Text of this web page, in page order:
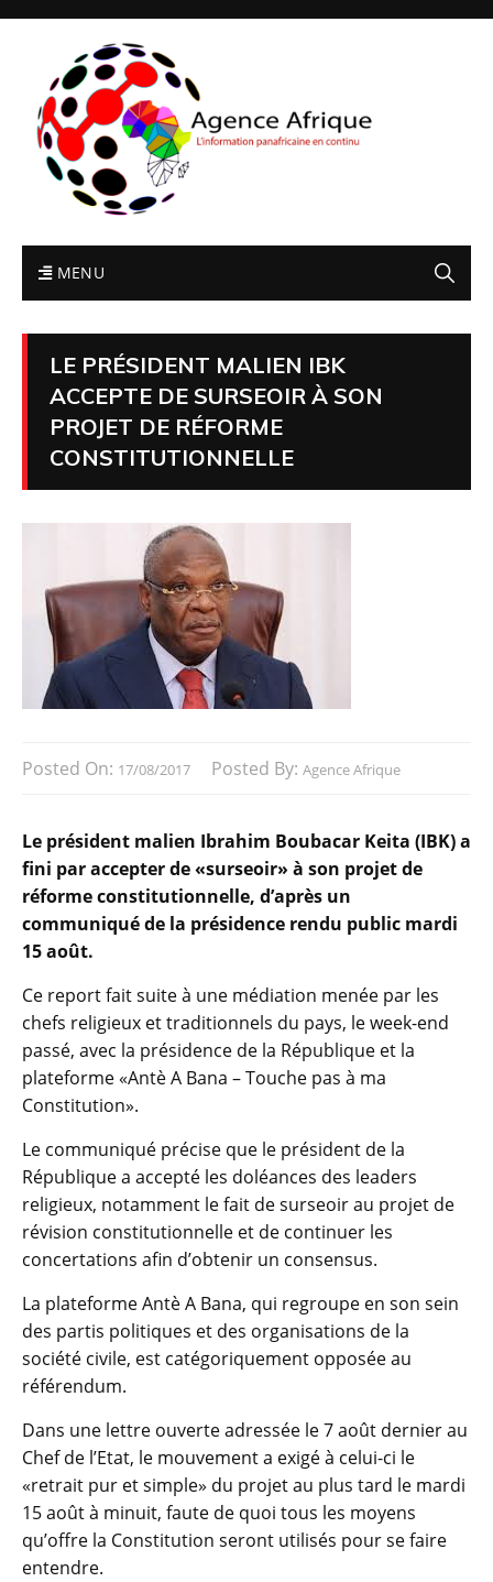
MENU
LE PRÉSIDENT MALIEN IBK
ACCEPTE DE SURSEOIR À SON
PROJET DE RÉFORME
CONSTITUTIONNELLE
Posted On: 17/08/2017 Posted By: Agence Afrique
Le président malien Ibrahim Boubacar Keita (IBK) a
fini par accepter de «surseoir» à son projet de
réforme constitutionnelle, d’après un
communiqué de la présidence rendu public mardi
15 août.
Ce report fait suite à une médiation menée par les
chefs religieux et traditionnels du pays, le week-end
passé, avec la présidence de la République et la
plateforme «Antè A Bana – Touche pas à ma
Constitution».
Le communiqué précise que le président de la
République a accepté les doléances des leaders
religieux, notamment le fait de surseoir au projet de
révision constitutionnelle et de continuer les
concertations afin d’obtenir un consensus.
La plateforme Antè A Bana, qui regroupe en son sein
des partis politiques et des organisations de la
société civile, est catégoriquement opposée au
référendum.
Dans une lettre ouverte adressée le 7 août dernier au
Chef de l’Etat, le mouvement a exigé à celui-ci le
«retrait pur et simple» du projet au plus tard le mardi
15 août à minuit, faute de quoi tous les moyens
qu’offre la Constitution seront utilisés pour se faire
entendre.